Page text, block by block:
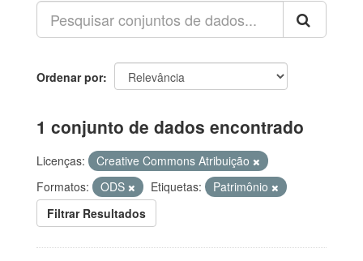
Ordenar por
1 conjunto de dados encontrado
Licenças:
Creative Commons Atribuição
Formatos:
ODS Etiquetas:
Patrimônio
Filtrar Resultados